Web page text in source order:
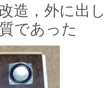
造，外に出
であった